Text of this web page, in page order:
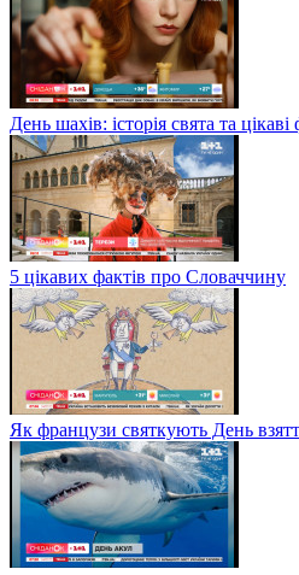
День шахів: історія свята та
5 цікавих фактів про Словаччину
Як французи святкують День